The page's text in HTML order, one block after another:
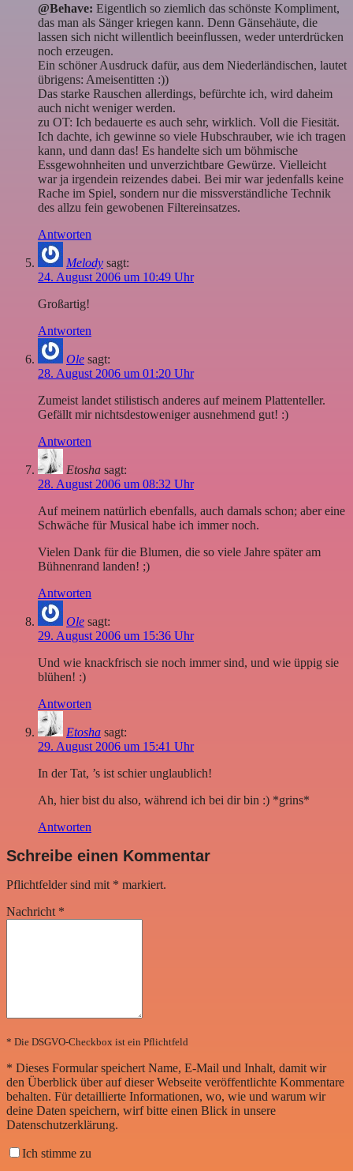
@Behave: Eigentlich so ziemlich das schönste Kompliment,
das man als Sänger kriegen kann. Denn Gänsehäute, die
lassen sich nicht willentlich beeinflussen, weder unterdrücken
noch erzeugen.
Ein schöner Ausdruck dafür, aus dem Niederländischen, lautet
übrigens: Ameisentitten :))
Das starke Rauschen allerdings, befürchte ich, wird daheim
auch nicht weniger werden.
zu OT: Ich bedauerte es auch sehr, wirklich. Voll die Fiesität.
Ich dachte, ich gewinne so viele Hubschrauber, wie ich tragen
kann, und dann das! Es handelte sich um böhmische
Essgewohnheiten und unverzichtbare Gewürze. Vielleicht
war ja irgendein reizendes dabei. Bei mir war jedenfalls keine
Rache im Spiel, sondern nur die missverständliche Technik
des allzu fein gewobenen Filtereinsatzes.
Antworten
Melody sagt:
24. August 2006 um 10:49 Uhr
Großartig!
Antworten
Ole sagt:
28. August 2006 um 01:20 Uhr
Zumeist landet stilistisch anderes auf meinem Plattenteller.
Gefällt mir nichtsdestoweniger ausnehmend gut! :)
Antworten
Etosha sagt:
28. August 2006 um 08:32 Uhr
Auf meinem natürlich ebenfalls, auch damals schon; aber eine
Schwäche für Musical habe ich immer noch.
Vielen Dank für die Blumen, die so viele Jahre später am
Bühnenrand landen! ;)
Antworten
Ole sagt:
29. August 2006 um 15:36 Uhr
Und wie knackfrisch sie noch immer sind, und wie üppig sie
blühen! :)
Antworten
Etosha sagt:
29. August 2006 um 15:41 Uhr
In der Tat, ’s ist schier unglaublich!
Ah, hier bist du also, während ich bei dir bin :) *grins*
Antworten
Schreibe einen Kommentar
Pflichtfelder sind mit * markiert.
Nachricht *
* Die DSGVO-Checkbox ist ein Pflichtfeld
* Dieses Formular speichert Name, E-Mail und Inhalt, damit wir
den Überblick über auf dieser Webseite veröffentlichte Kommentare
behalten. Für detaillierte Informationen, wo, wie und warum wir
deine Daten speichern, wirf bitte einen Blick in unsere
Datenschutzerklärung.
Ich stimme zu